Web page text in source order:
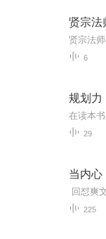
贤宗法
6
规划力
29
当内心
225